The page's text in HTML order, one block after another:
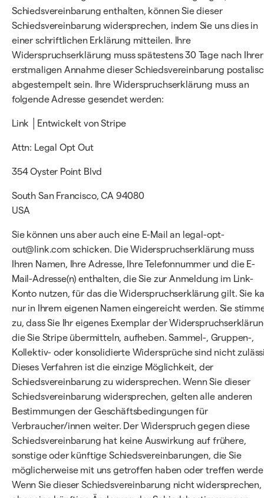
Schiedsvereinbarung enthalten, können Sie dieser
Schiedsvereinbarung widersprechen, indem Sie uns dies in
einer schriftlichen Erklärung mitteilen. Ihre
Widerspruchserklärung muss spätestens 30 Tage nach Ihrer
erstmaligen Annahme dieser Schiedsvereinbarung
abgestempelt sein. Ihre Widerspruchserklärung muss an
folgende Adresse gesendet werden:
Link │Entwickelt von Stripe
Attn: Legal Opt Out
354 Oyster Point Blvd
South San Francisco, CA 94080
USA
Sie können uns aber auch eine E-Mail an legal-opt-
out@link.com schicken. Die Widerspruchserklärung muss
Ihren Namen, Ihre Adresse, Ihre Telefonnummer und die E-
Mail-Adresse(n) enthalten, die Sie zur Anmeldung im Link-
Konto nutzen, für das die Widerspruchserklärung gilt. Sie
nur in Ihrem eigenen Namen eingereicht werden. Sie
zu, dass Sie Ihr eigenes Exemplar der
die Sie Stripe übermitteln, aufheben. Sammel-, Gruppen-,
Kollektiv- oder konsolidierte Widersprüche sind nicht
Dieses Verfahren ist die einzige Möglichkeit, der
Schiedsvereinbarung zu widersprechen. Wenn Sie dieser
Schiedsvereinbarung widersprechen, gelten alle anderen
Bestimmungen der Geschäftsbedingungen für
Verbraucher/innen weiter. Der Widerspruch gegen diese
Schiedsvereinbarung hat keine Auswirkung auf frühere,
sonstige oder künftige Schiedsvereinbarungen, die Sie
möglicherweise mit uns getroffen haben oder treffen
Wenn Sie dieser Schiedsvereinbarung nicht widersprechen,